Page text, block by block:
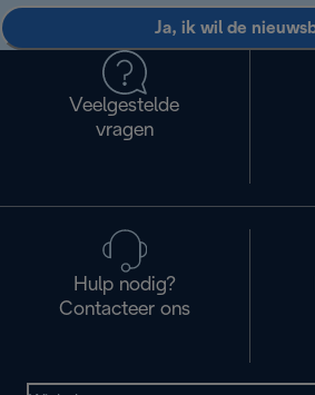
Ja, ik wil de
Veelgestelde
vragen
Hulp nodig?
Contacteer ons